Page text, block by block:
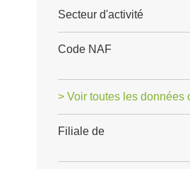
Secteur d'activité
Code NAF
> Voir toutes les données
Filiale de